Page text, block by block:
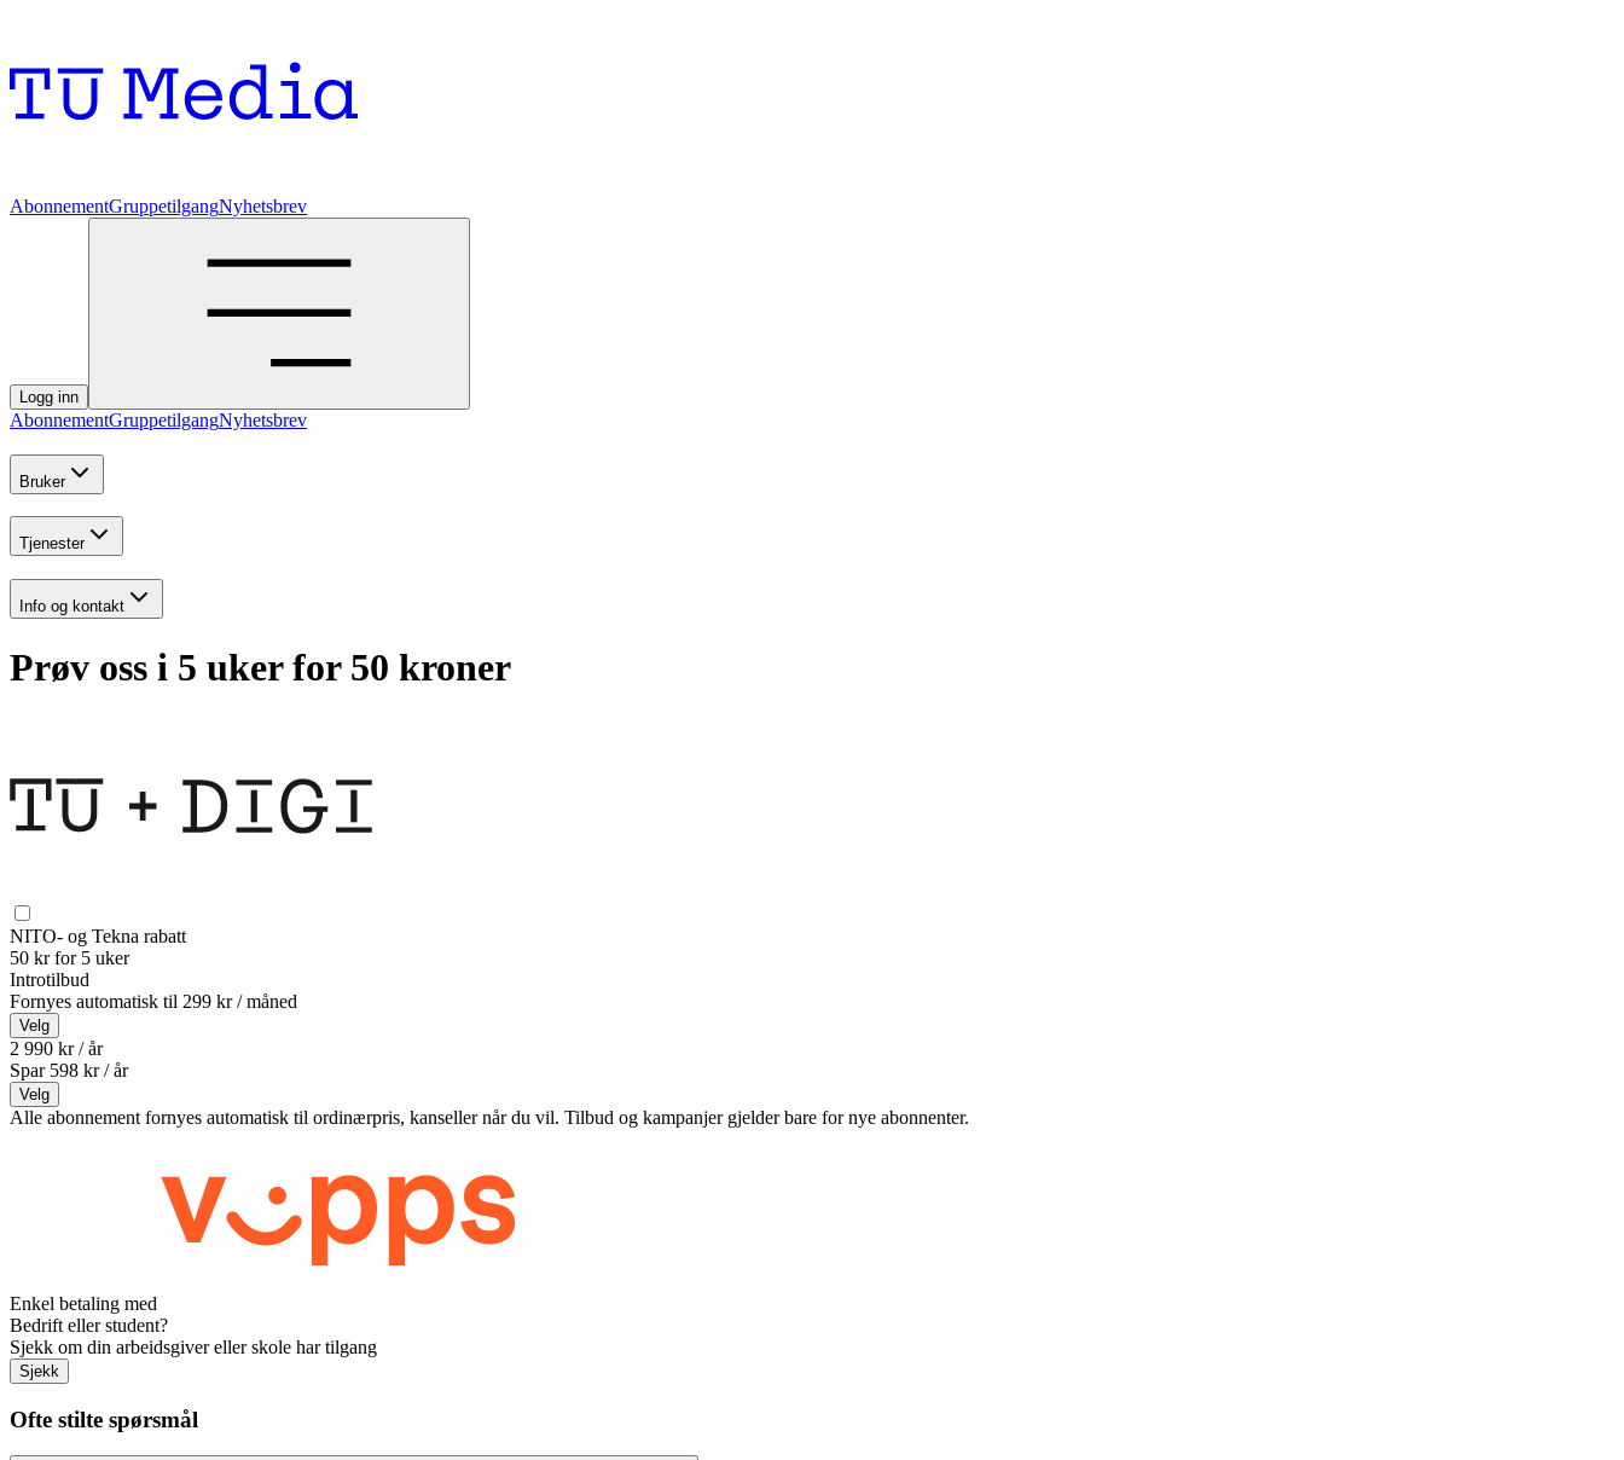
AbonnementGruppetilgangNyhetsbrev
Logg inn
AbonnementGruppetilgangNyhetsbrev
Bruker
Tjenester
Info og kontakt
Prøv oss i 5 uker for 50 kroner
NITO- og Tekna rabatt
50 kr for 5 uker
Introtilbud
Fornyes automatisk til 299 kr / måned
Velg
2 990 kr / år
Spar 598 kr /år
Velg
Alle abonnement fornyes automatisk til ordinærpris, kanseller når du vil. Tilbud og kampanjer gjelder bare for nye abonnenter.
Enkel betaling med
Bedrift eller student?
Sjekk om din arbeidsgiver eller skole har tilgang
Sjekk
Ofte stilte spørsmål